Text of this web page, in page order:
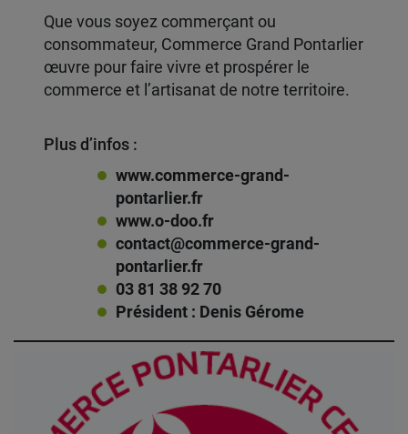
Que vous soyez commerçant ou
consommateur, Commerce Grand Pontarlier
œuvre pour faire vivre et prospérer le
commerce et l’artisanat de notre territoire.
Plus d’infos :
www.commerce-grand-
pontarlier.fr
www.o-doo.fr
contact@commerce-grand-
pontarlier.fr
03 81 38 92 70
Président : Denis Gérome